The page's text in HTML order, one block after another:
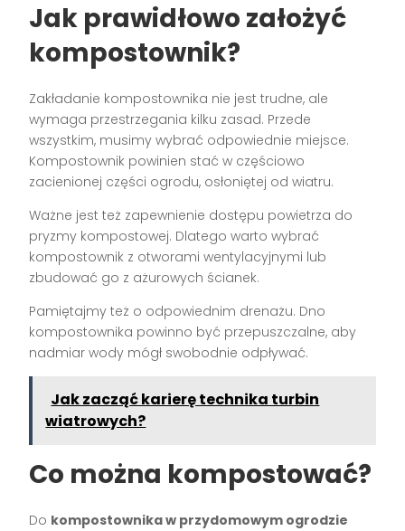
Jak prawidłowo założyć
kompostownik?
Zakładanie kompostownika nie jest trudne, ale
wymaga przestrzegania kilku zasad. Przede
wszystkim, musimy wybrać odpowiednie miejsce.
Kompostownik powinien stać w częściowo
zacienionej części ogrodu, osłoniętej od wiatru.
Ważne jest też zapewnienie dostępu powietrza do
pryzmy kompostowej. Dlatego warto wybrać
kompostownik z otworami wentylacyjnymi lub
zbudować go z ażurowych ścianek.
Pamiętajmy też o odpowiednim drenażu. Dno
kompostownika powinno być przepuszczalne, aby
nadmiar wody mógł swobodnie odpływać.
Jak zacząć karierę technika turbin
wiatrowych?
Co można kompostować?
Do kompostownika w przydomowym ogrodzie